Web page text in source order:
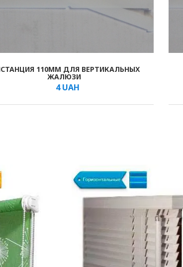
110ММ ДЛЯ ВЕРТИКАЛЬНЫХ
ЖАЛЮЗИ
4UAH
/шт. В КОРЗИНУ